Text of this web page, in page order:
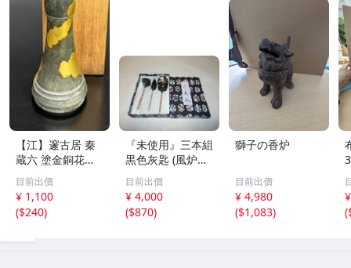
【江】邃古居 秦
蔵六 塗金銅花器
直径約9cm×高さ
30cm 在銘 共箱
古美術品(華道具
花生花瓶花生飾
目前出價
¥ 1,100
($240)
『未使用』三本組
黒色灰匙 (風炉用)
化粧箱
目前出價
¥ 4,000
($870)
獅子の香炉
目前出價
¥ 4,980
($1,083)
(